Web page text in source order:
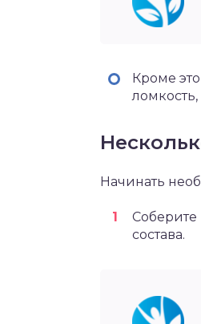
Кроме
Начинать
состава.